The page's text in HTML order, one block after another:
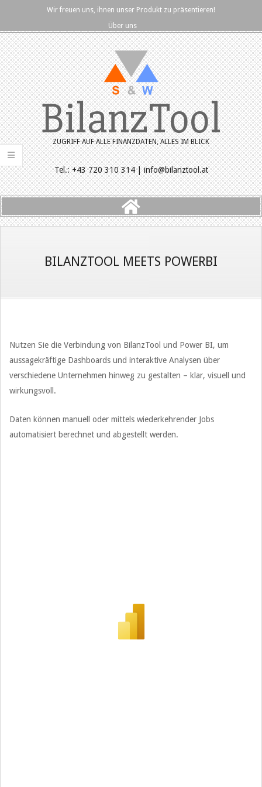
content
Wir freuen uns, ihnen unser Produkt zu präsentieren!
Über uns
BilanzTool
ZUGRIFF AUF ALLE FINANZDATEN, ALLES IM BLICK
Tel.: +43 720 310 314 | info@bilanztool.at
Primary
BILANZTOOL MEETS POWERBI
Nutzen Sie die Verbindung von BilanzTool und Power BI, um
aussagekräftige Dashboards und interaktive Analysen über
verschiedene Unternehmen hinweg zu gestalten – klar, visuell und
wirkungsvoll.
Daten können manuell oder mittels wiederkehrender Jobs
automatisiert berechnet und abgestellt werden.